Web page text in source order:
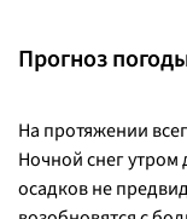
Прогноз
На протяжении
Ночной снег утром
осадков не